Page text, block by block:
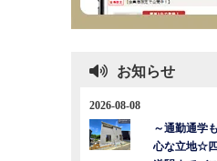
お知らせ